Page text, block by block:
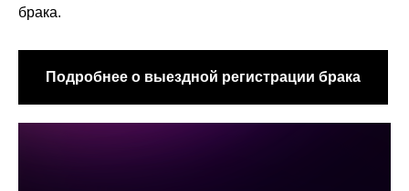
брака.
Подробнее о выездной регистрации брака